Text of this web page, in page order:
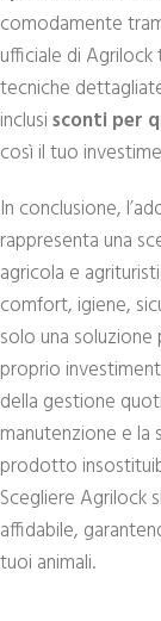
comodamente
ufficiale di
tecniche
inclusisconti per
così il tuo
In conclusione,
rappresenta una
agricola e
comfort, igiene,
solo una
proprio
della gestione
manutenzione e la
prodotto
Scegliere Agrilock
affidabile,
tuoi animali.